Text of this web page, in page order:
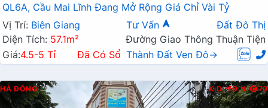
QL6A, Cầu Mai Lĩnh Đang Mở Rộng Giá Chỉ Vài Tỷ
Vị Trí: Biên Giang Tư Vấn
Đất Đô Thị
Diện Tích: 57.1m²
Đường Giao Thông Thuận Tiện
Giá:4.5-5 Tỉ Đã Có Sổ Thành Đất Ven Đô→
HÀ ĐÔNG K.D Đ.N 70